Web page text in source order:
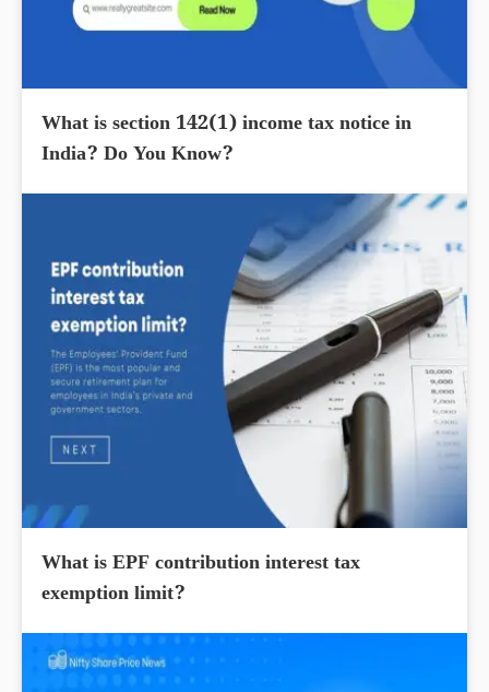
What is section 142(1) income tax notice in
India? Do You Know?
What is EPF contribution interest tax
exemption limit?